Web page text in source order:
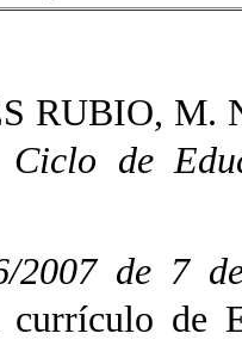
RUBIO, M.
Ciclo de
2007 de 7
currículo de